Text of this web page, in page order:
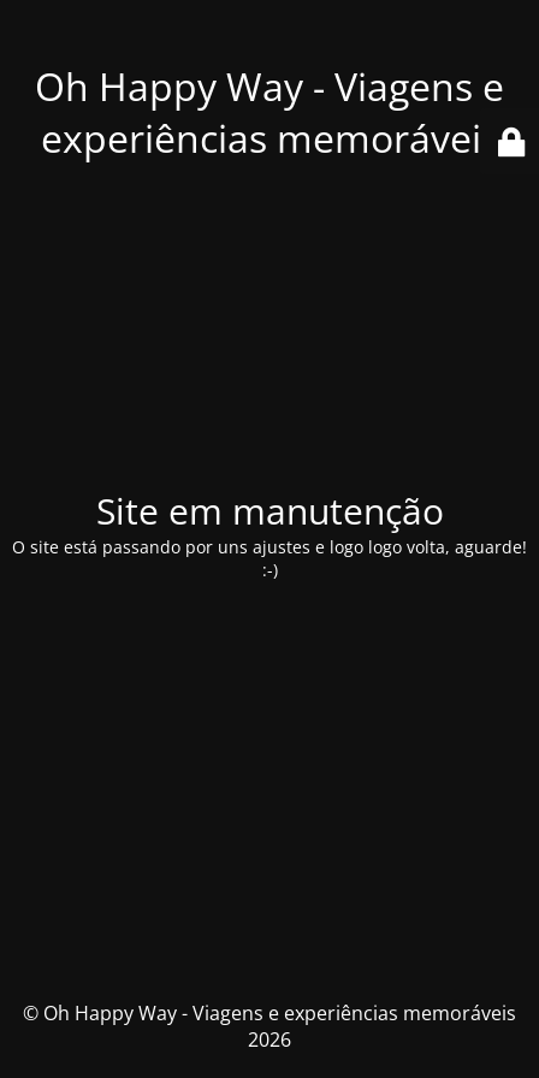
Oh Happy Way - Viagens e
experiências memoráveis
Site em manutenção
O site está passando por uns ajustes e logo logo volta, aguarde!
:-)
© Oh Happy Way - Viagens e experiências memoráveis
2026